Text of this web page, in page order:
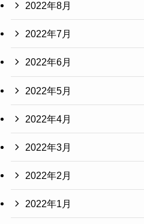
2022年8月
2022年7月
2022年6月
2022年5月
2022年4月
2022年3月
2022年2月
2022年1月